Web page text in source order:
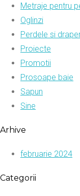
Metraje pentru
Oglinzi
Perdele si
Proiecte
Promotii
Prosoape baie
Sapun
Sine
Arhive
februarie 2024
Categorii